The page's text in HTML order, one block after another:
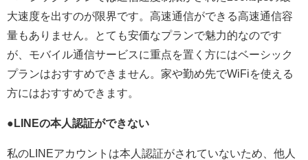
大速度を出すのが限界です。高速通信ができる高速通信容
量もありません。とても安価なプランで魅力的なのです
が、モバイル通信サービスに重点を置く方にはベーシック
プランはおすすめできません。家や勤め先でWiFiを使える
方にはおすすめできます。
●LINEの本人認証ができない
私のLINEアカウントは本人認証がされていないため、他人